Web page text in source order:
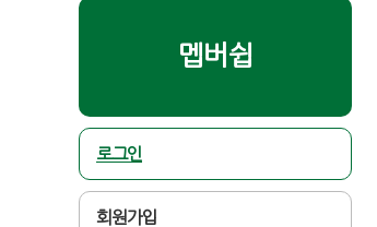
멥버쉽
로그인
회원가입